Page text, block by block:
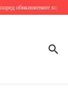
обикновените хора